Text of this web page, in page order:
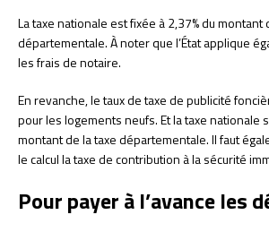
La taxe nationale est fixée à 2,37% du montant
départementale. À noter que l’État applique
les frais de notaire.
En revanche, le taux de taxe de publicité
pour les logements neufs. Et la taxe nationale
montant de la taxe départementale. Il faut
le calcul la taxe de contribution à la sécurité
Pour payer à l’avance les